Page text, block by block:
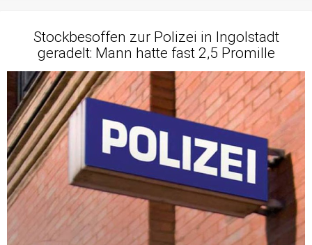
Stockbesoffen zur Polizei in Ingolstadt
geradelt: Mann hatte fast 2,5 Promille